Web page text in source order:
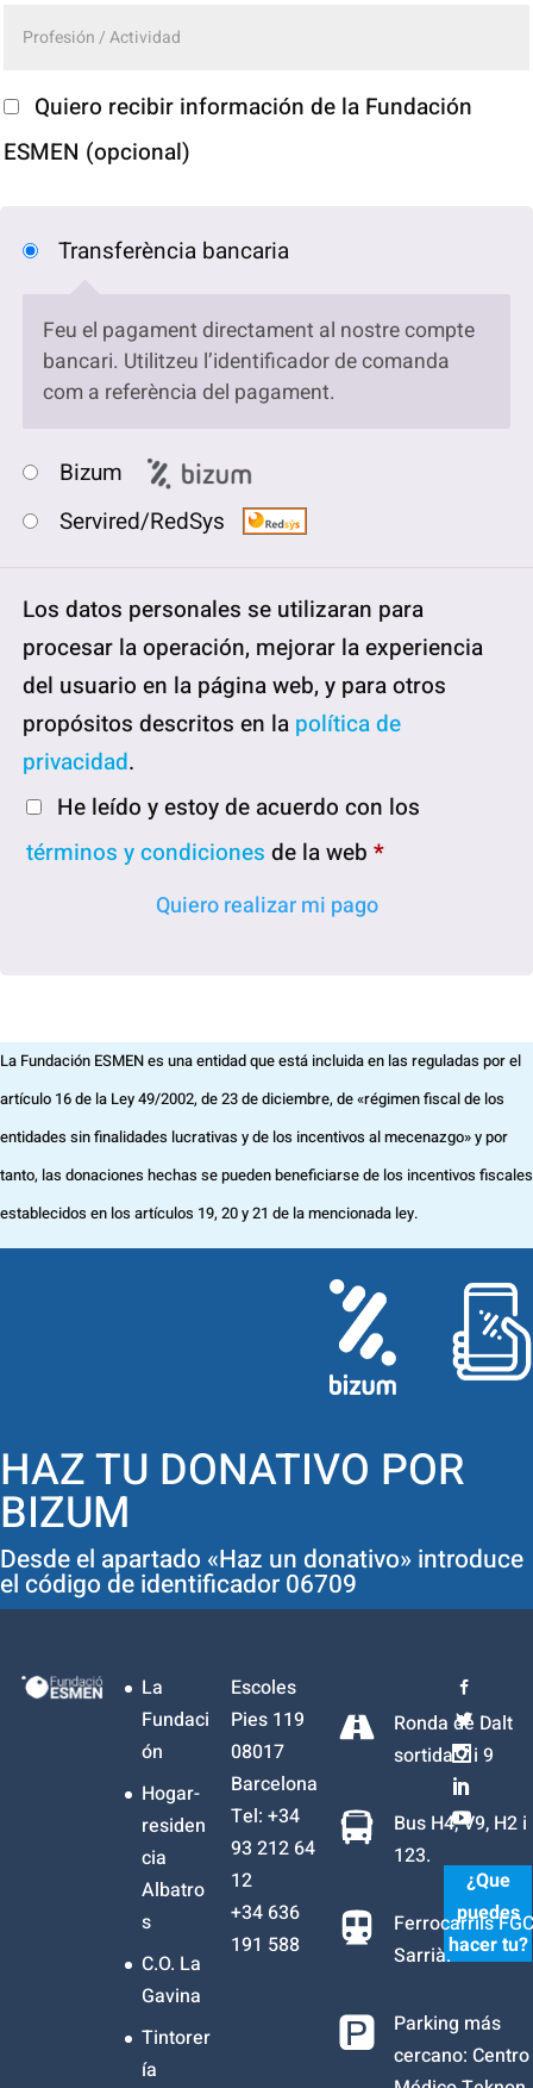
Quiero recibir información de la Fundación
ESMEN (opcional)
Transferència bancaria
Feu el pagament directament al nostre compte
bancari. Utilitzeu l’identificador de comanda
com a referència del pagament.
Bizum
Servired/RedSys
Los datos personales se utilizaran para
procesar la operación, mejorar la experiencia
del usuario en la página web, y para otros
propósitos descritos en la política de
privacidad.
He leído y estoy de acuerdo con los
términos y condiciones de la web *
Quiero realizar mi pago
La Fundación ESMEN es una entidad que está incluida en las reguladas por el
artículo 16 de la Ley 49/2002, de 23 de diciembre, de «régimen fiscal de los
entidades sin finalidades lucrativas y de los incentivos al mecenazgo» y por
tanto, las donaciones hechas se pueden beneficiarse de los incentivos fiscales
establecidos en los artículos 19, 20 y 21 de la mencionada ley.
HAZ TU DONATIVO POR
BIZUM
Desde el apartado «Haz un donativo» introduce
el código de identificador 06709
La
Fundaci
ón
Hogar-
residen
cia
Albatro
s
C.O. La
Gavina
Tintorer
ía
Escoles
Pies 119
08017
Barcelona
Tel: +34
93 212 64
12
+34 636
191 588
Ronda de Dalt
sortida 7 i 9
Bus H4, V9, H2 i
123.
Ferrocarrils FGC
Sarrià.
Parking más
cercano: Centro
¿Que
puedes
hacer tu?